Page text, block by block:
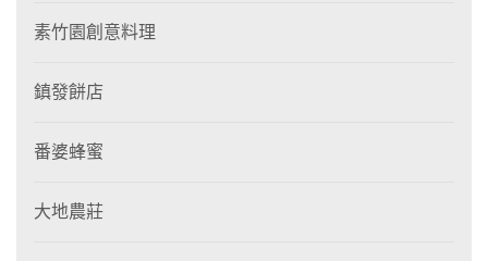
素竹園創意料理
鎮發餅店
番婆蜂蜜
大地農莊